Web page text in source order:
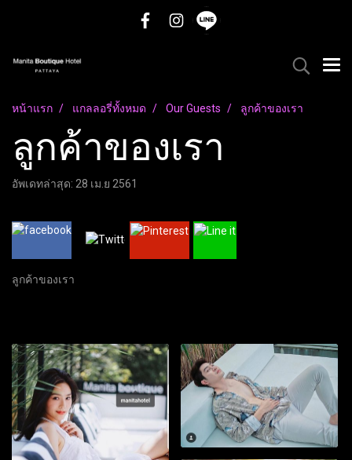
หน้าแรก แกลลอรี่ทั้งหมด Our Guests ลูกค้าของเรา
ลูกค้าของเรา
อัพเดทล่าสุด: 28 เม.ย 2561
ลูกค้าของเรา